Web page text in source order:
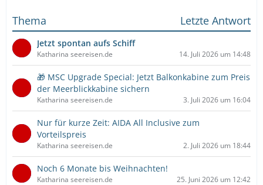
Thema
Letzte Antwort
Jetzt spontan aufs Schiff
Katharina seereisen.de 14. Juli 2026 um 14:48
🎁 MSC Upgrade Special: Jetzt Balkonkabine zum Preis
der Meerblickkabine sichern
Katharina seereisen.de 3. Juli 2026 um 16:04
Nur für kurze Zeit: AIDA All Inclusive zum
Vorteilspreis
Katharina seereisen.de 2. Juli 2026 um 18:44
Noch 6 Monate bis Weihnachten!
Katharina seereisen.de 25. Juni 2026 um 12:42